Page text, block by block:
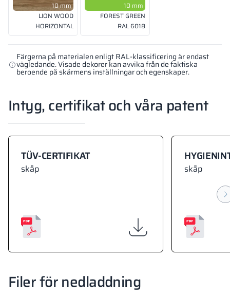
Färgerna på materialen enligt RAL-klassificering är endast
vägledande. Visade dekorer kan avvika från de faktiska
beroende på skärmens inställningar och egenskaper.
10 mm
LION WOOD
HORIZONTAL
10 mm
FOREST GREEN
RAL 6018
Intyg, certifikat och våra patent
TÜV-CERTIFIKAT
skåp skåp
Filer för nedladdning